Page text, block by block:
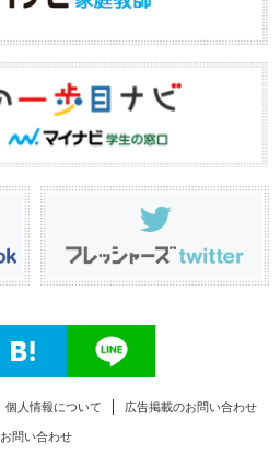
個人情報について 広告掲載のお問い合わせ
お問い合わせ